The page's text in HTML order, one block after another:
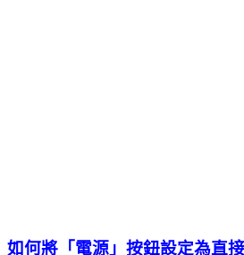
如何將「電源」按鈕設定為直